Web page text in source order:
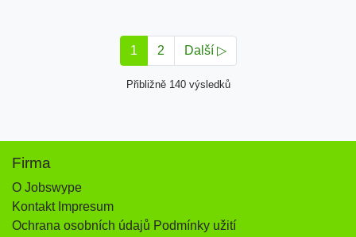
1 2 Další ▷
Přibližně 140 výsledků
Firma
O Jobswype
Kontakt Impresum
Ochrana osobních údajů Podmínky užití